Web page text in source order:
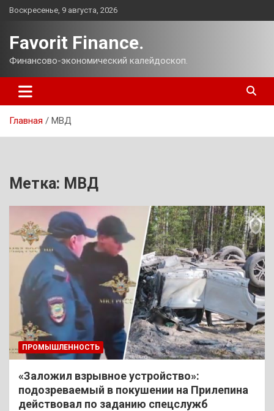
Перейти
Воскресенье, 9 августа, 2026
Favorit Finance.
Финансово-экономический калейдоскоп.
Главная МВД
Метка: МВД
ПРОМЫШЛЕННОСТЬ
«Заложил взрывное устройство»:
подозреваемый в покушении на Прилепина
действовал по заданию спецслужб